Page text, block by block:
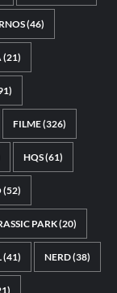
(46)
(21)
FILME(326)
HQS(61)
(52)
PARK(20)
(41) NERD(38)